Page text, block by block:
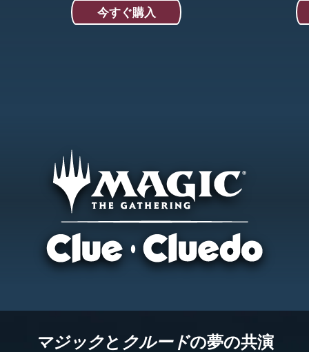
今すぐ購入
マジックと クルードの夢の共演